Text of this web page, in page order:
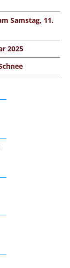
Samstag, 11.
2025